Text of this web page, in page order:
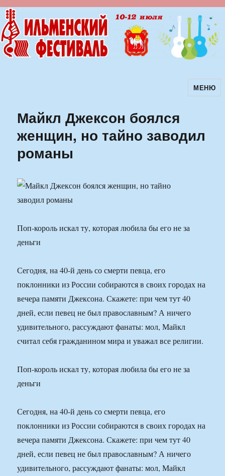
Ильменский фестиваль авторскойМЕНЮ
Майкл Джексон боялся
женщин, но тайно заводил
романы
Поп-король искал ту, которая любила бы его не за
деньги
Сегодня, на 40-й день со смерти певца, его
поклонники из России собираются в своих городах на
вечера памяти Джексона. Скажете: при чем тут 40
дней, если певец не был православным? А ничего
удивительного, рассуждают фанаты: мол, Майкл
считал себя гражданином мира и уважал все религии.
Поп-король искал ту, которая любила бы его не за
деньги
Сегодня, на 40-й день со смерти певца, его
поклонники из России собираются в своих городах на
вечера памяти Джексона. Скажете: при чем тут 40
дней, если певец не был православным? А ничего
удивительного, рассуждают фанаты: мол, Майкл